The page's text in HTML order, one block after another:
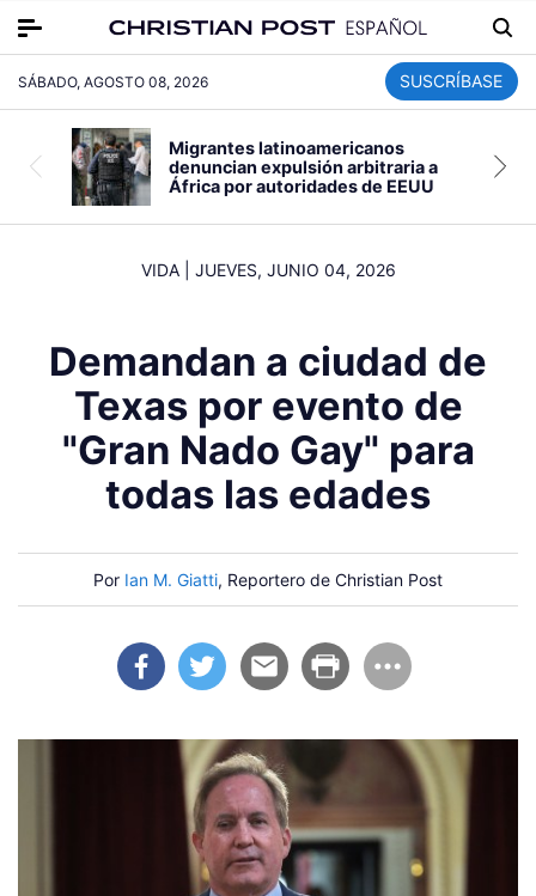
SÁBADO, AGOSTO 08, 2026 SUSCRÍBASE
Migrantes latinoamericanos
denuncian expulsión arbitraria a
África por autoridades de EEUU
VIDA| JUEVES, JUNIO 04, 2026
Demandan a ciudad de
Texas por evento de
"Gran Nado Gay" para
todas las edades
Por Ian M. Giatti, Reportero de Christian Post